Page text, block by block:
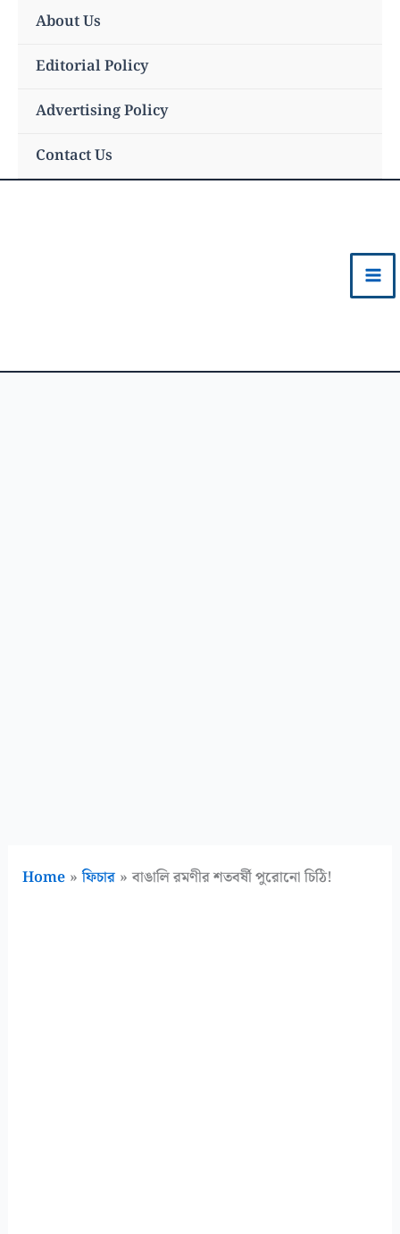
content
About Us
Editorial Policy
Advertising Policy
Contact Us
Home ফিচার বাঙালি রমণীর শতবর্ষী পুরোনো চিঠি!